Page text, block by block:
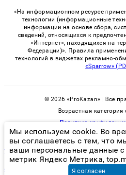
«На информационном ресурсе
технологии (информационные
информации на основе сбора,
сведений, относящихся к
«Интернет», находящихся на
Федерации)». Правила
технологий в виджетах рекламно-
«Sparrow»
© 2026 «ProKazan» | Все
Возрастная категория
Политика
уничтожение клопов официальный
обслуживание велосипедав Санкт-
Мы используем cookie. Во
вы соглашаетесь с тем, что
ваши персональные данные с
метрик Яндекс Метрика,
Я согласен